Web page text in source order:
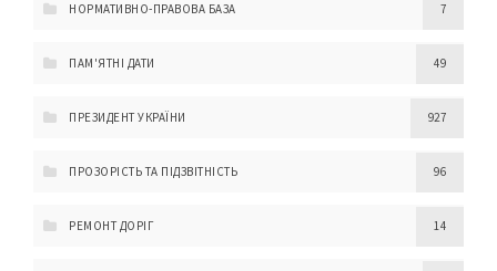
НОРМАТИВНО-ПРАВОВА БАЗА 7
ПАМ'ЯТНІ ДАТИ 49
ПРЕЗИДЕНТ УКРАЇНИ 927
ПРОЗОРІСТЬ ТА ПІДЗВІТНІСТЬ 96
РЕМОНТ ДОРІГ 14